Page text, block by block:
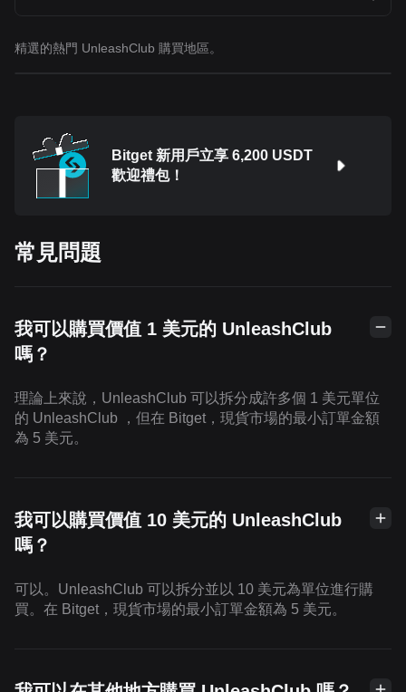
精選的熱門 UnleashClub 購買地區。
Bitget 新用戶立享 6,200 USDT
歡迎禮包！
常見問題
我可以購買價值 1 美元的 UnleashClub
嗎？
理論上來說，UnleashClub 可以拆分成許多個 1 美元單位
的 UnleashClub ，但在 Bitget，現貨市場的最小訂單金額
為 5 美元。
我可以購買價值 10 美元的 UnleashClub
嗎？
可以。UnleashClub 可以拆分並以 10 美元為單位進行購
買。在 Bitget，現貨市場的最小訂單金額為 5 美元。